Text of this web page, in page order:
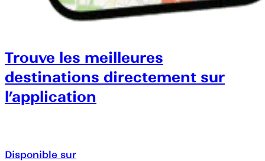
Trouve les meilleures
destinations directement sur
l’application
Disponible sur